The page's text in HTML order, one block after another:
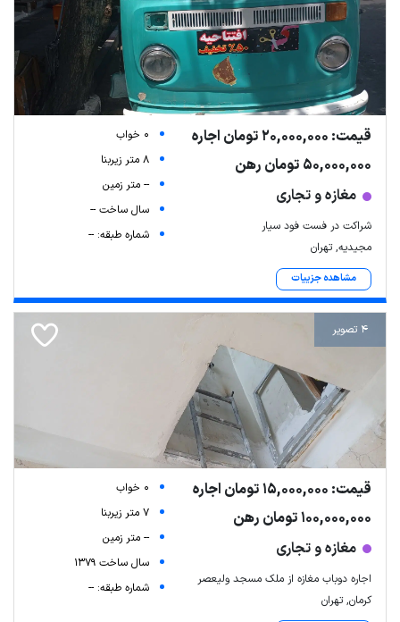
قیمت: 20,000,000 تومان اجاره
50,000,000 تومان رهن
مغازه و تجاری
شراکت در فست فود سیار
مجیدیه, تهران
مشاهده جزییات
0 خواب
8 متر زیربنا
-- متر زمین
سال ساخت --
شماره طبقه: --
4 تصویر
قیمت: 15,000,000 تومان اجاره
100,000,000 تومان رهن
مغازه و تجاری
اجاره دوباب مغازه از ملک مسجد ولیعصر
کرمان, تهران
0 خواب
7 متر زیربنا
-- متر زمین
سال ساخت 1379
شماره طبقه: --